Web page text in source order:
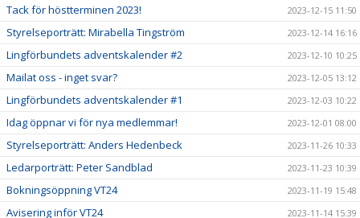
Tack för höstterminen 2023! 2023-12-15 11:50
Styrelseporträtt: Mirabella Tingström 2023-12-14 16:16
Lingförbundets adventskalender #2 2023-12-10 10:25
Mailat oss - inget svar? 2023-12-05 13:12
Lingförbundets adventskalender #1 2023-12-03 10:22
Idag öppnar vi för nya medlemmar! 2023-12-01 08:00
Styrelseporträtt: Anders Hedenbeck 2023-11-26 10:33
Ledarporträtt: Peter Sandblad 2023-11-23 10:39
Bokningsöppning VT24 2023-11-19 15:48
Avisering inför VT24 2023-11-14 15:39